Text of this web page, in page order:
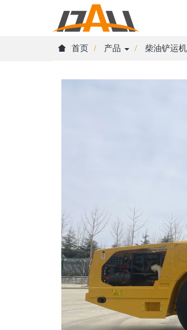
首页 产品 柴油铲运机